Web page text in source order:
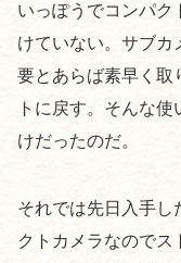
いっぽうでコンパク
けていない。サブカ
要とあらば素早く取
トに戻す。そんな
けだったのだ。
それでは先日入手し
クトカメラなので